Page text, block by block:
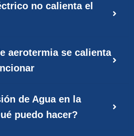
no calienta el
aerotermia se calienta
de Agua en la
puedo hacer?